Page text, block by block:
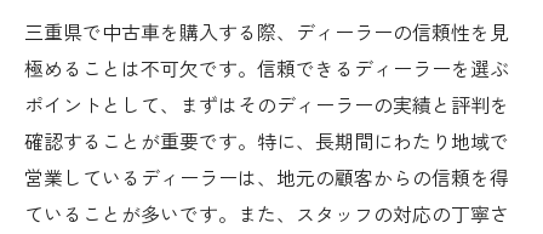
路面状況に適応するタイヤの選び方
三重県のドライブに適した車種の特徴
中古車購入時に押さえておくべき三重県の気候
に合う車選び
三重県の気候に適した車の特徴
三重県で中古車を購入する際、ディーラーの信頼性を見
極めることは不可欠です。信頼できるディーラーを選ぶ
ポイントとして、まずはそのディーラーの実績と評判を
確認することが重要です。特に、長期間にわたり地域で
営業しているディーラーは、地元の顧客からの信頼を得
ていることが多いです。また、スタッフの対応の丁寧さ